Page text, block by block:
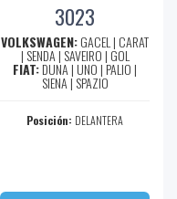
3023
VOLKSWAGEN:GACEL | CARAT
| SENDA | SAVEIRO | GOL
FIAT:DUNA | UNO | PALIO |
SIENA | SPAZIO
Posición: DELANTERA